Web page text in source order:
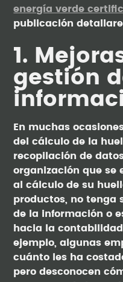
energía verde
publicación
1.
gestión
En muchas
del cálculo de la
recopilación de
organización que se
al cálculo de su
productos, no tenga
de la información o
hacia la
ejemplo, algunas
cuánto les ha
pero desconocen